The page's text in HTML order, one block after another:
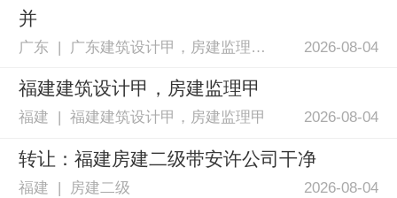
并
广东 | 广东建筑设计甲，房建监理甲，可以吸收合并 2026-08-04
福建建筑设计甲，房建监理甲
福建 | 福建建筑设计甲，房建监理甲 2026-08-04
转让：福建房建二级带安许公司干净
福建 | 房建二级 2026-08-04